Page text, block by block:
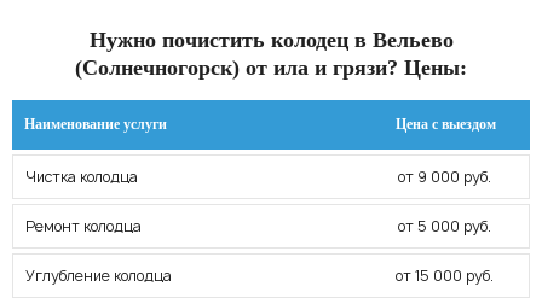
Нужно почистить колодец в Вельево
(Солнечногорск) от ила и грязи? Цены:
Наименование услуги Цена с выездом
Чистка колодца от 9 000 руб.
Ремонт колодца от 5 000 руб.
Углубление колодца от 15 000 руб.